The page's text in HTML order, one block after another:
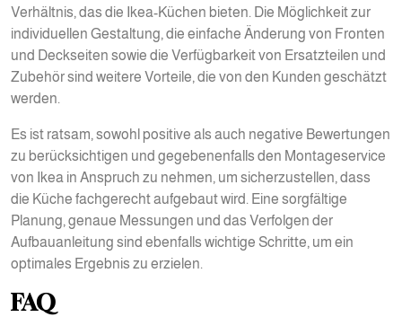
Verhältnis, das die Ikea-Küchen bieten. Die Möglichkeit zur
individuellen Gestaltung, die einfache Änderung von Fronten
und Deckseiten sowie die Verfügbarkeit von Ersatzteilen und
Zubehör sind weitere Vorteile, die von den Kunden geschätzt
werden.
Es ist ratsam, sowohl positive als auch negative Bewertungen
zu berücksichtigen und gegebenenfalls den Montageservice
von Ikea in Anspruch zu nehmen, um sicherzustellen, dass
die Küche fachgerecht aufgebaut wird. Eine sorgfältige
Planung, genaue Messungen und das Verfolgen der
Aufbauanleitung sind ebenfalls wichtige Schritte, um ein
optimales Ergebnis zu erzielen.
FAQ